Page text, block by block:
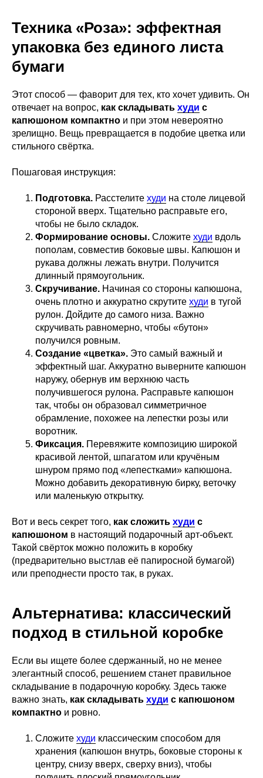
Техника «Роза»: эффектная
упаковка без единого листа
бумаги
Этот способ — фаворит для тех, кто хочет удивить. Он
отвечает на вопрос, как складывать худи с
капюшоном компактно и при этом невероятно
зрелищно. Вещь превращается в подобие цветка или
стильного свёртка.
Пошаговая инструкция:
Подготовка. Расстелите худи на столе лицевой
стороной вверх. Тщательно расправьте его,
чтобы не было складок.
Формирование основы. Сложите худи вдоль
пополам, совместив боковые швы. Капюшон и
рукава должны лежать внутри. Получится
длинный прямоугольник.
Скручивание. Начиная со стороны капюшона,
очень плотно и аккуратно скрутите худи в тугой
рулон. Дойдите до самого низа. Важно
скручивать равномерно, чтобы «бутон»
получился ровным.
Создание «цветка». Это самый важный и
эффектный шаг. Аккуратно выверните капюшон
наружу, обернув им верхнюю часть
получившегося рулона. Расправьте капюшон
так, чтобы он образовал симметричное
обрамление, похожее на лепестки розы или
воротник.
Фиксация. Перевяжите композицию широкой
красивой лентой, шпагатом или кручёным
шнуром прямо под «лепестками» капюшона.
Можно добавить декоративную бирку, веточку
или маленькую открытку.
Вот и весь секрет того, как сложить худи с
капюшоном в настоящий подарочный арт-объект.
Такой свёрток можно положить в коробку
(предварительно выстлав её папиросной бумагой)
или преподнести просто так, в руках.
Альтернатива: классический
подход в стильной коробке
Если вы ищете более сдержанный, но не менее
элегантный способ, решением станет правильное
складывание в подарочную коробку. Здесь также
важно знать, как складывать худи с капюшоном
компактно и ровно.
Сложите худи классическим способом для
хранения (капюшон внутрь, боковые стороны к
центру, снизу вверх, сверху вниз), чтобы